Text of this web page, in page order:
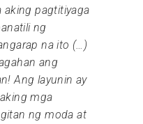
aking pagtitiyaga
ng
na ito (…)
ang
Ang layunin ay
mga
ng moda at